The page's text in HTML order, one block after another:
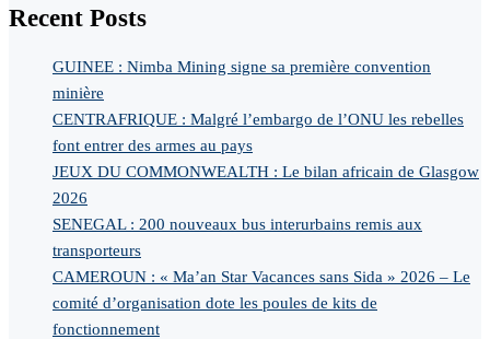
Recent Posts
GUINEE : Nimba Mining signe sa première convention
minière
CENTRAFRIQUE : Malgré l’embargo de l’ONU les rebelles
font entrer des armes au pays
JEUX DU COMMONWEALTH : Le bilan africain de Glasgow
2026
SENEGAL : 200 nouveaux bus interurbains remis aux
transporteurs
CAMEROUN : « Ma’an Star Vacances sans Sida » 2026 – Le
comité d’organisation dote les poules de kits de
fonctionnement